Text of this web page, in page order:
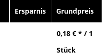
Ersparnis Grundpreis
0,18 € * / 1
Stück